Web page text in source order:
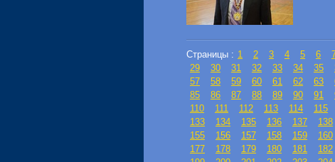
Страницы : 1 2 3 4 5 6
29
30 31 32 33 34 35
57
58 59 60 61 62 63
85
86 87 88 89 90 91
110
111 112 113 114 115
133
134 135 136 137 138
155
156 157 158 159 160
177
178 179 180 181 182